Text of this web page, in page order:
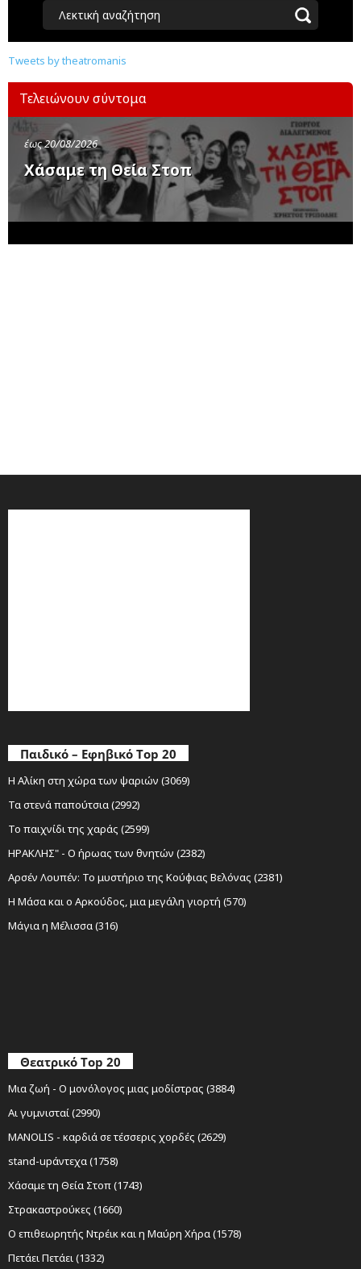
Λεκτική αναζήτηση
Tweets by theatromanis
Τελειώνουν σύντομα
έως 20/08/2026
Χάσαμε τη Θεία Στοπ
Παιδικό – Εφηβικό Top 20
Η Αλίκη στη χώρα των ψαριών (3069)
Τα στενά παπούτσια (2992)
Το παιχνίδι της χαράς (2599)
ΗΡΑΚΛΗΣ" - Ο ήρωας των θνητών (2382)
Αρσέν Λουπέν: Το μυστήριο της Κούφιας Βελόνας (2381)
Η Μάσα και ο Αρκούδος, μια μεγάλη γιορτή (570)
Μάγια η Μέλισσα (316)
Θεατρικό Top 20
Μια ζωή - Ο μονόλογος μιας μοδίστρας (3884)
Αι γυμνισταί (2990)
MANOLIS - καρδιά σε τέσσερις χορδές (2629)
stand-upάντεχα (1758)
Χάσαμε τη Θεία Στοπ (1743)
Στρακαστρούκες (1660)
Ο επιθεωρητής Ντρέικ και η Μαύρη Χήρα (1578)
Πετάει Πετάει (1332)